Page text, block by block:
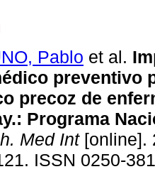
Pablo et al.
preventivo
precoz de
Programa
Med Int[online].
ISSN 0250-